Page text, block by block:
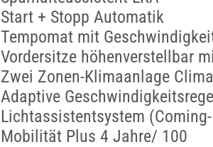
Start + Stopp Automatik
Tempomat mit
Vordersitze höhenverstellbar
Zwei Zonen-Klimaanlage
Adaptive
Lichtassistentsystem
Mobilität Plus 4 Jahre/ 100